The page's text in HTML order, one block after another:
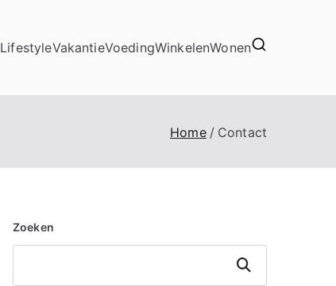
LifestyleVakantieVoedingWinkelenWonen
Home Contact
Zoeken
Zoeken